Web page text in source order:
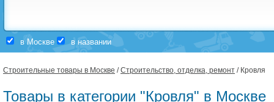
в Москве в названии
Строительные товары в Москве /Строительство, отделка, ремонт / Кровля
Товары в категории "Кровля" в Москве